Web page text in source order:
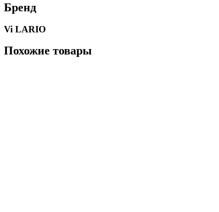
Бренд
Vi LARIO
Похожие товары